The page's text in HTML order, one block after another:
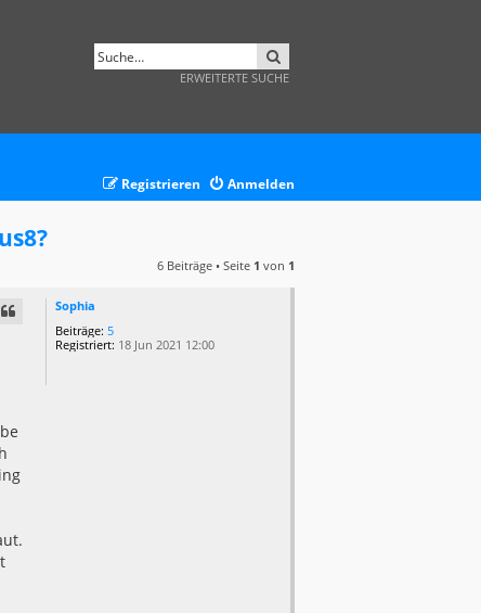
ERWEITERTE SUCHE
Anmelden
Registrieren
6 Beiträge • Seite 1 von 1
Sophia
Beiträge: 5
Registriert: 18 Jun 2021 12:00